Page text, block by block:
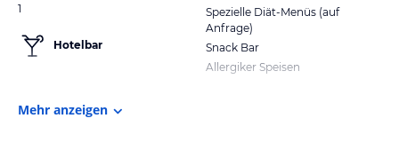
1
Hotelbar
Spezielle Diät-Menüs (auf
Anfrage)
Snack Bar
Allergiker Speisen
Mehr anzeigen